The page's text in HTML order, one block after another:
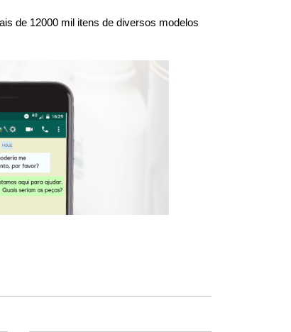
de 12000 mil itens de diversos modelos